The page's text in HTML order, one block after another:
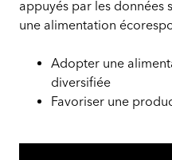
appuyés par les données
une alimentation
Adopter une
diversifiée
Favoriser une